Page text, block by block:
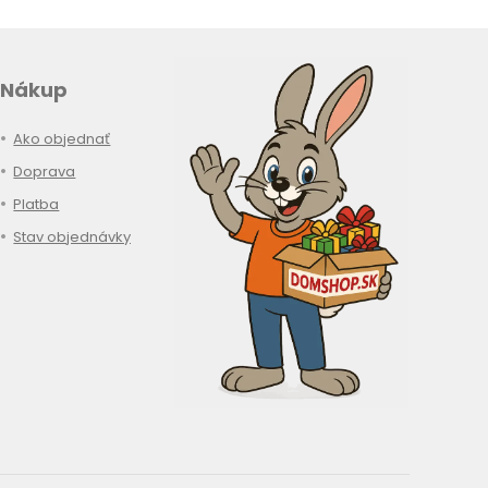
Nákup
Ako objednať
Doprava
Platba
Stav objednávky